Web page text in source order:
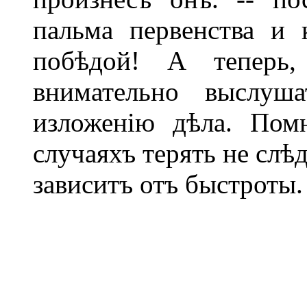
пальма первенства и
побѣдой! А
внимательно
изложенію дѣла.
случаяхъ терять не
зависитъ отъ быстроты.